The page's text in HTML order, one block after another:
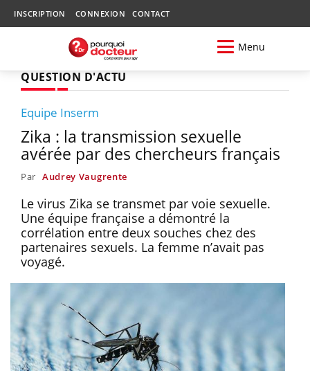
INSCRIPTION CONNEXION CONTACT
Menu
QUESTION D'ACTU
Equipe Inserm
Zika : la transmission sexuelle
avérée par des chercheurs français
Par Audrey Vaugrente
Le virus Zika se transmet par voie sexuelle.
Une équipe française a démontré la
corrélation entre deux souches chez des
partenaires sexuels. La femme n’avait pas
voyagé.